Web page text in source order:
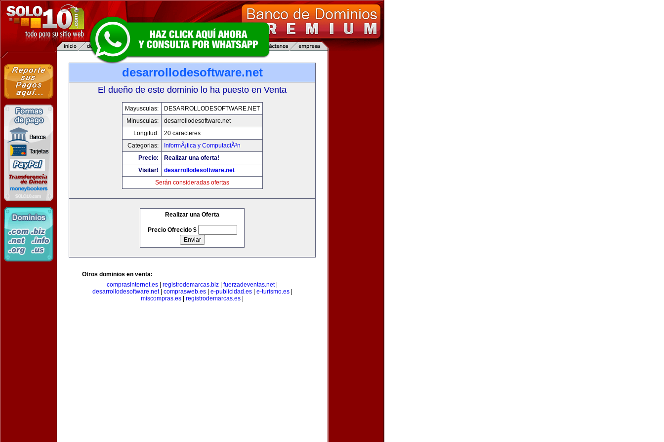
desarrollodesoftware.net
El dueño de este dominio lo ha puesto en Venta
Mayusculas:
DESARROLLODESOFTWARE.NET
Minusculas:
desarrollodesoftware.net
Longitud:
20 caracteres
Categorias:
InformÃ¡tica y ComputaciÃ³n
Precio:
Realizar una oferta!
Visitar!
desarrollodesoftware.net
Serán consideradas ofertas
Realizar una Oferta
Precio Ofrecido $
Otros dominios en venta:
comprasinternet.es
registrodemarcas.biz fuerzadeventas.net|
desarrollodesoftware.net| comprasweb.es| e-publicidad.es| e-turismo.es|
miscompras.es
registrodemarcas.es